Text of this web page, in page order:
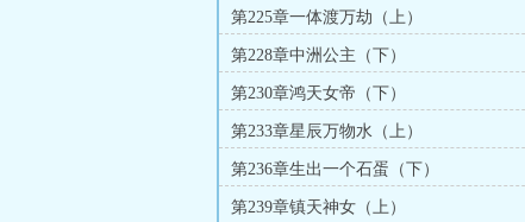
第225章一体渡万劫（上）
第228章中洲公主（下）
第230章鸿天女帝（下）
第233章星辰万物水（上）
第236章生出一个石蛋（下）
第239章镇天神女（上）